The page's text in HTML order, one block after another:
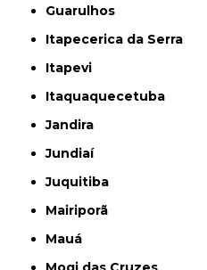
Guarulhos
Itapecerica da Serra
Itapevi
Itaquaquecetuba
Jandira
Jundiaí
Juquitiba
Mairiporã
Mauá